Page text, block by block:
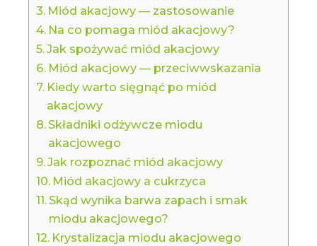
Miód akacjowy — zastosowanie
Na co pomaga miód akacjowy?
Jak spożywać miód akacjowy
Miód akacjowy — przeciwwskazania
Kiedy warto sięgnąć po miód
akacjowy
Składniki odżywcze miodu
akacjowego
Jak rozpoznać miód akacjowy
Miód akacjowy a cukrzyca
Skąd wynika barwa zapach i smak
miodu akacjowego?
Krystalizacja miodu akacjowego